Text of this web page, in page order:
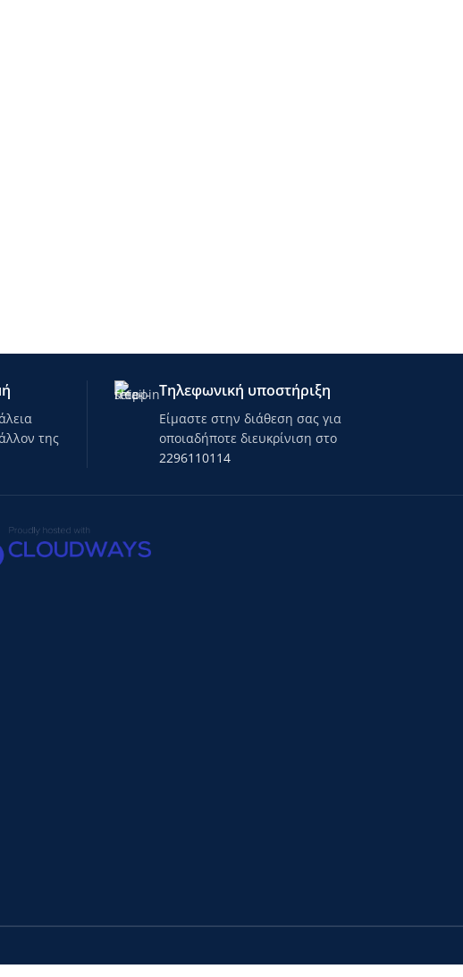
της
Τηλεφωνική υποστήριξη
Είμαστε στην διάθεση σας για
οποιαδήποτε διευκρίνιση στο
2296110114